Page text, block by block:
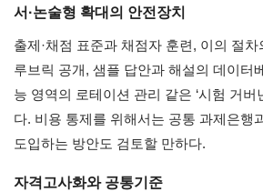
서·논술형 확대의 안전장치
출제·채점 표준과 채점자 훈련, 이의 절
루브릭 공개, 샘플 답안과 해설의 데이터
능 영역의 로테이션 관리 같은 ‘시험 거버
다. 비용 통제를 위해서는 공통 과제은행
도입하는 방안도 검토할 만하다.
자격고사화와 공통기준